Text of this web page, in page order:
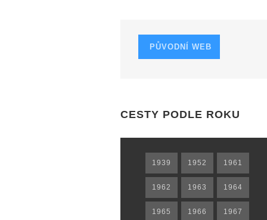
PŮVODNÍ WEB
CESTY PODLE ROKU
1939 1952 1961
1962 1963 1964
1965 1966 1967